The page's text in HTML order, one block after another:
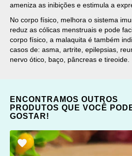
ameniza as inibições e estimula a
No corpo físico, melhora o sistema
reduz as cólicas menstruais e pode
corpo físico, a malaquita é também
casos de: asma, artrite, epilepsias,
nervo ótico, baço, pâncreas e tireoide.
ENCONTRAMOS OUTROS
PRODUTOS QUE VOCÊ
GOSTAR!
ADICIONAR